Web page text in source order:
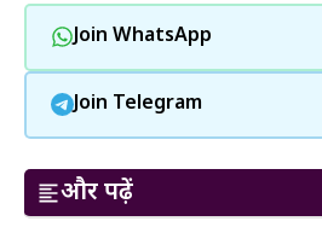
Join WhatsApp
Join Telegram
और पढ़ें